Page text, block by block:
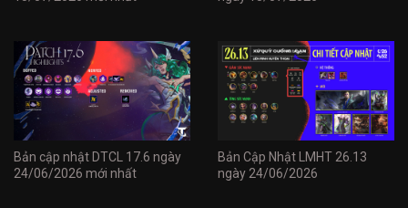
Bản cập nhật DTCL 17.6 ngày
24/06/2026 mới nhất
Bản Cập Nhật LMHT 26.13
ngày 24/06/2026